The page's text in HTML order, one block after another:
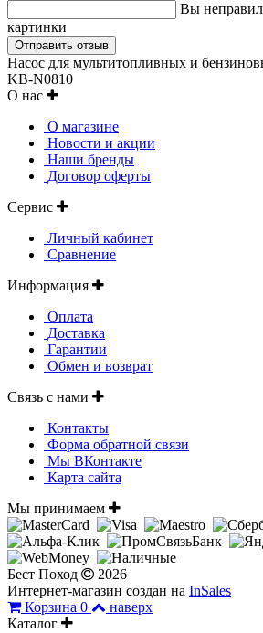
Вы
картинки
Насос для мультитопливных и
KB-N0810
О нас
О магазине
Новости и акции
Наши бренды
Договор оферты
Сервис
Личный кабинет
Сравнение
Информация
Оплата
Доставка
Гарантии
Обмен и возврат
Связь с нами
Контакты
Форма обратной связи
Мы ВКонтакте
Карта сайта
Мы принимаем
Бест Поход
2026
Интернет-магазин создан на InSales
Корзина 0
наверх
Каталог